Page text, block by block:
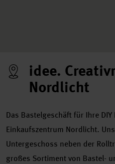
idee.
Nordlicht
Das Bastelgeschäft für Ihre
Einkaufszentrum Nordlicht.
Untergeschoss neben der
großes Sortiment von Bastel-